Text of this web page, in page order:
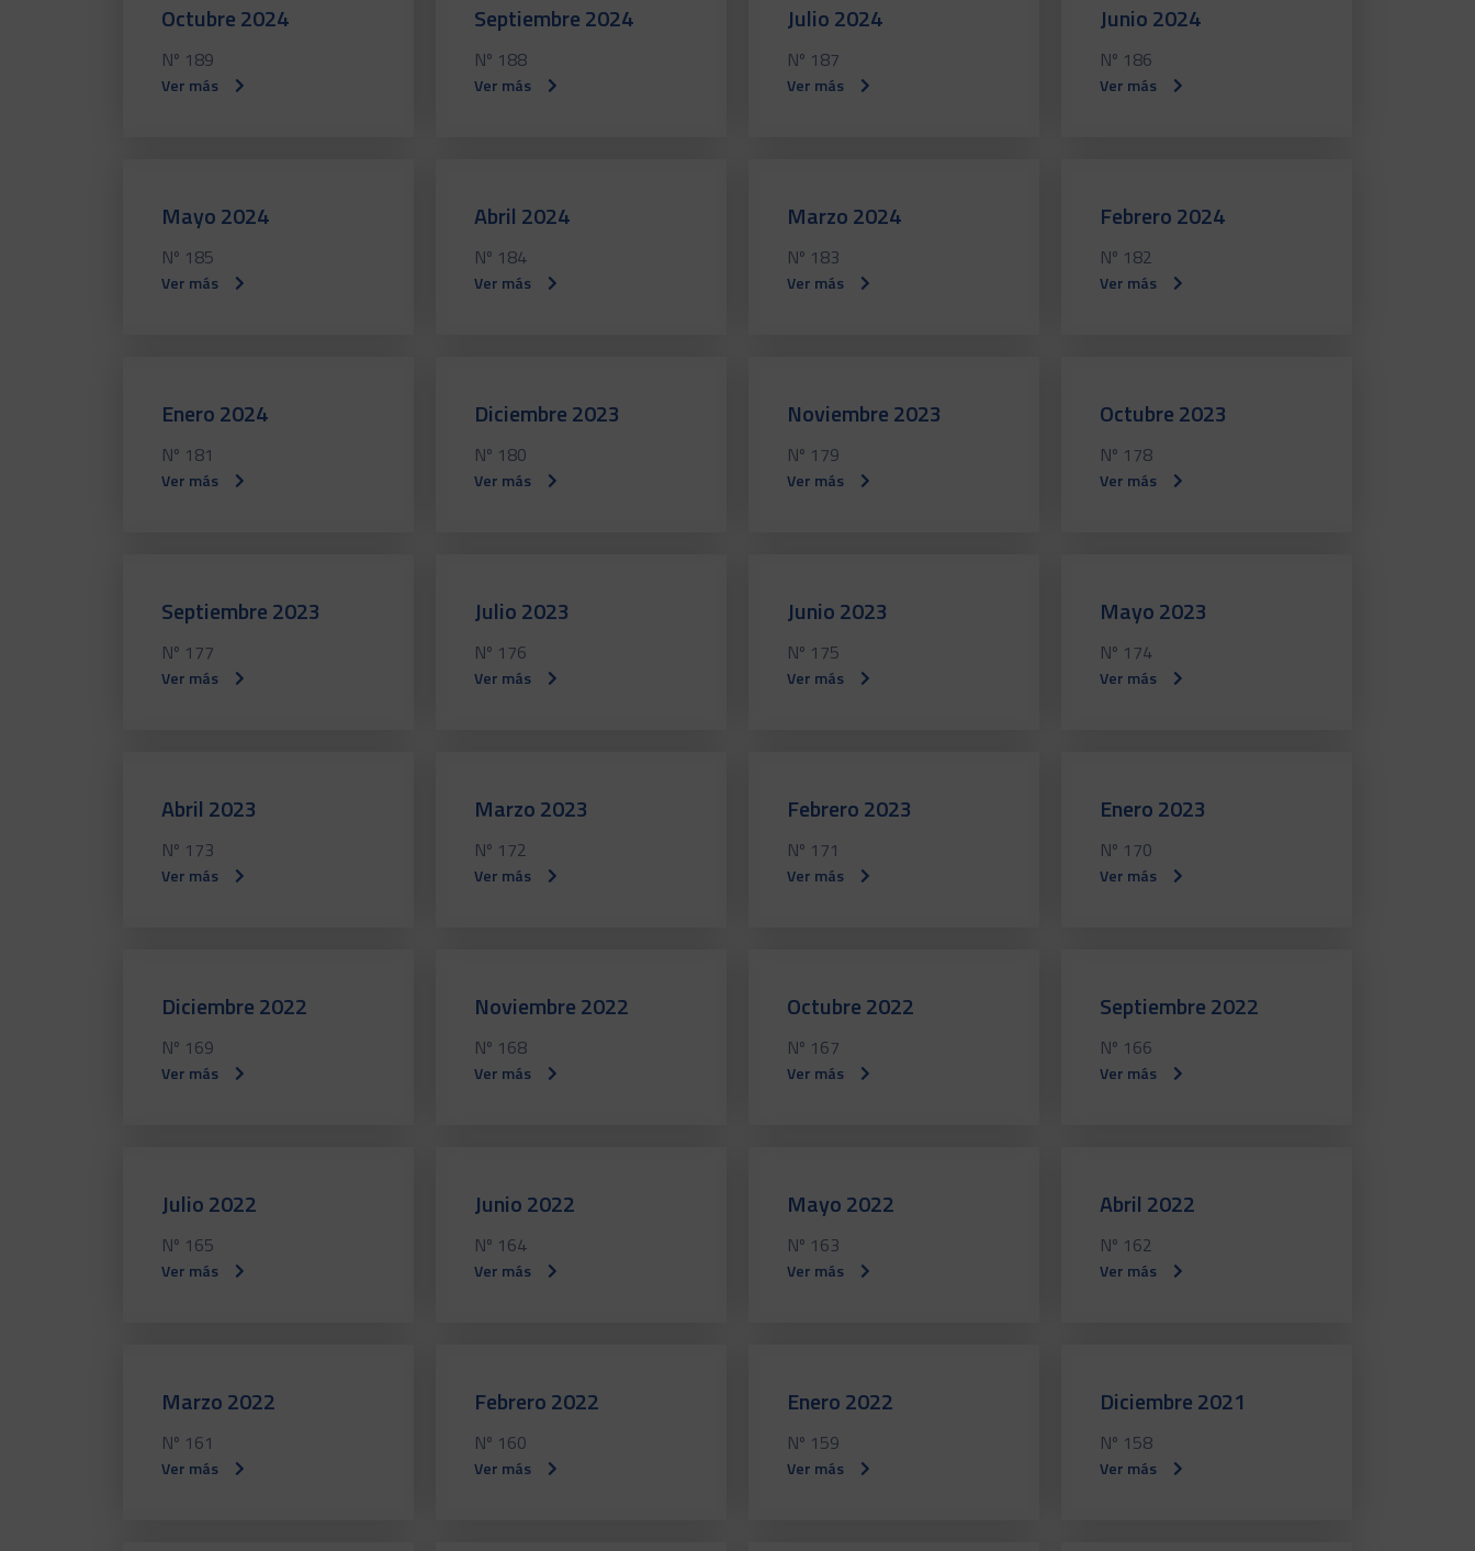
Octubre 2024
Nº 189
Ver más
Septiembre 2024
Nº 188
Ver más
Julio 2024
Nº 187
Ver más
Junio 2024
Nº 186
Ver más
Mayo 2024
Nº 185
Ver más
Abril 2024
Nº 184
Ver más
Marzo 2024
Nº 183
Ver más
Febrero 2024
Nº 182
Ver más
Enero 2024
Nº 181
Ver más
Diciembre 2023
Nº 180
Ver más
Noviembre 2023
Nº 179
Ver más
Octubre 2023
Nº 178
Ver más
Septiembre 2023
Nº 177
Ver más
Julio 2023
Nº 176
Ver más
Junio 2023
Nº 175
Ver más
Mayo 2023
Nº 174
Ver más
Abril 2023
Nº 173
Ver más
Marzo 2023
Nº 172
Ver más
Febrero 2023
Nº 171
Ver más
Enero 2023
Nº 170
Ver más
Diciembre 2022
Nº 169
Ver más
Noviembre 2022
Nº 168
Ver más
Octubre 2022
Nº 167
Ver más
Septiembre 2022
Nº 166
Ver más
Julio 2022
Nº 165
Ver más
Junio 2022
Nº 164
Ver más
Mayo 2022
Nº 163
Ver más
Abril 2022
Nº 162
Ver más
Marzo 2022
Nº 161
Ver más
Febrero 2022
Nº 160
Ver más
Enero 2022
Nº 159
Ver más
Diciembre 2021
Nº 158
Ver más